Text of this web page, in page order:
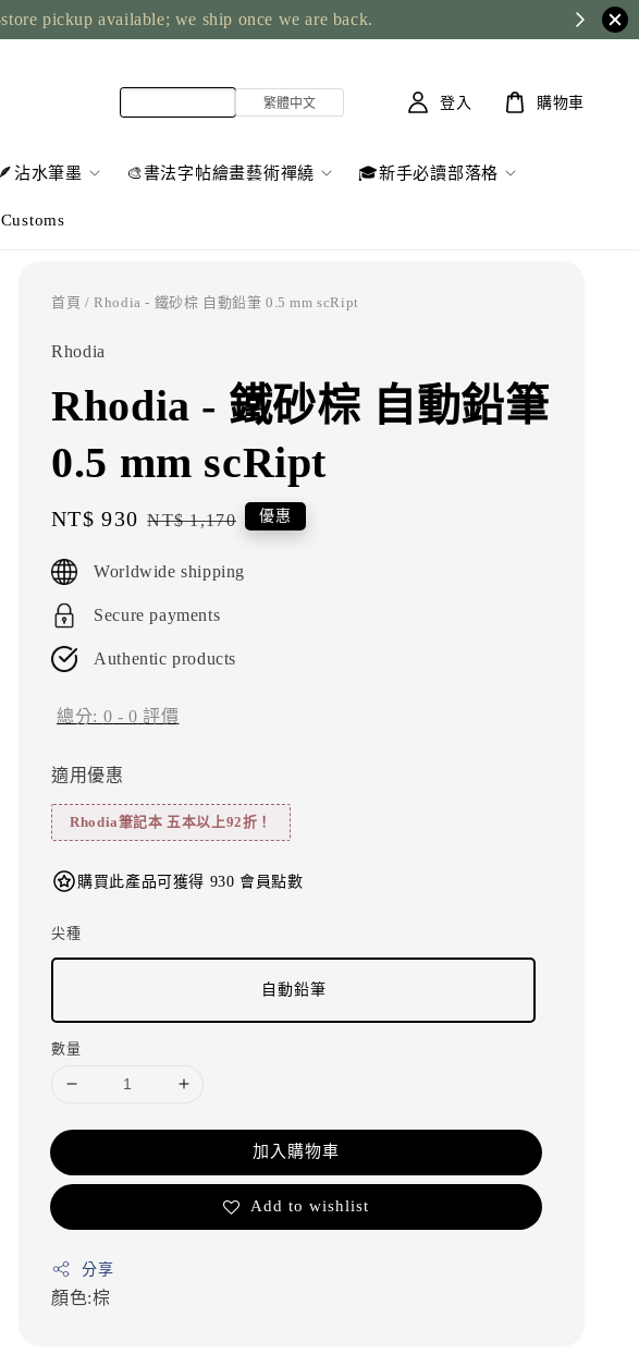
pickup available; we ship once we are back.
🪶沾水筆墨 🎨書法字帖繪畫藝術禪繞 🎓新手必讀部落格
登入 購物車
首頁 / Rhodia - 鐵砂棕 自動鉛筆 0.5 mm scRipt
Rhodia
Rhodia - 鐵砂棕 自動鉛筆
0.5 mm scRipt
Sale
NT$ 930 Regular
NT$ 1,170 優惠
Worldwide shipping
Secure payments
Authentic products
總分: 0 -0 評價
適用優惠
Rhodia筆記本 五本以上92折！
購買此產品可獲得 930 會員點數
尖種
自動鉛筆
數量
加入購物車
Add to wishlist
分享
顏色:棕